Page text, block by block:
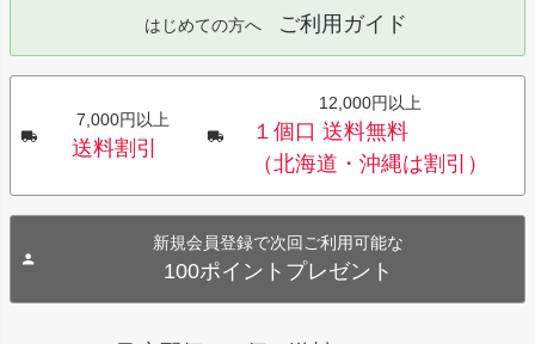
はじめての方へ ご利用ガイド
7,000円以上
送料割引
12,000円以上
１個口 送料無料
（北海道・沖縄は割引）
新規会員登録で次回ご利用可能な
100ポイントプレゼント